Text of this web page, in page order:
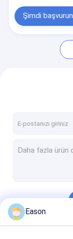
Şimdi başvurun
Eason